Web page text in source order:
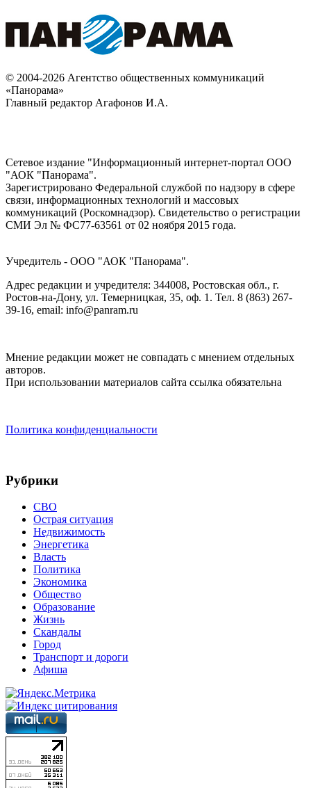
© 2004-2026 Агентство общественных коммуникаций
«Панорама»
Главный редактор Агафонов И.А.
Сетевое издание "Информационный интернет-портал ООО
"АОК "Панорама".
Зарегистрировано Федеральной службой по надзору в сфере
связи, информационных технологий и массовых
коммуникаций (Роскомнадзор). Cвидетельство о регистрации
СМИ Эл № ФС77-63561 от 02 ноября 2015 года.
Учредитель - ООО "АОК "Панорама".
Адрес редакции и учредителя: 344008, Ростовская обл., г.
Ростов-на-Дону, ул. Темерницкая, 35, оф. 1. Тел. 8 (863) 267-
39-16, email: info@panram.ru
Мнение редакции может не совпадать с мнением отдельных
авторов.
При использовании материалов сайта ссылка обязательна
Политика конфиденциальности
Рубрики
СВО
Острая ситуация
Недвижимость
Энергетика
Власть
Политика
Экономика
Общество
Образование
Жизнь
Скандалы
Город
Транспорт и дороги
Афиша